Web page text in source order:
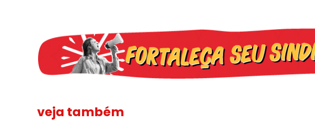
veja também